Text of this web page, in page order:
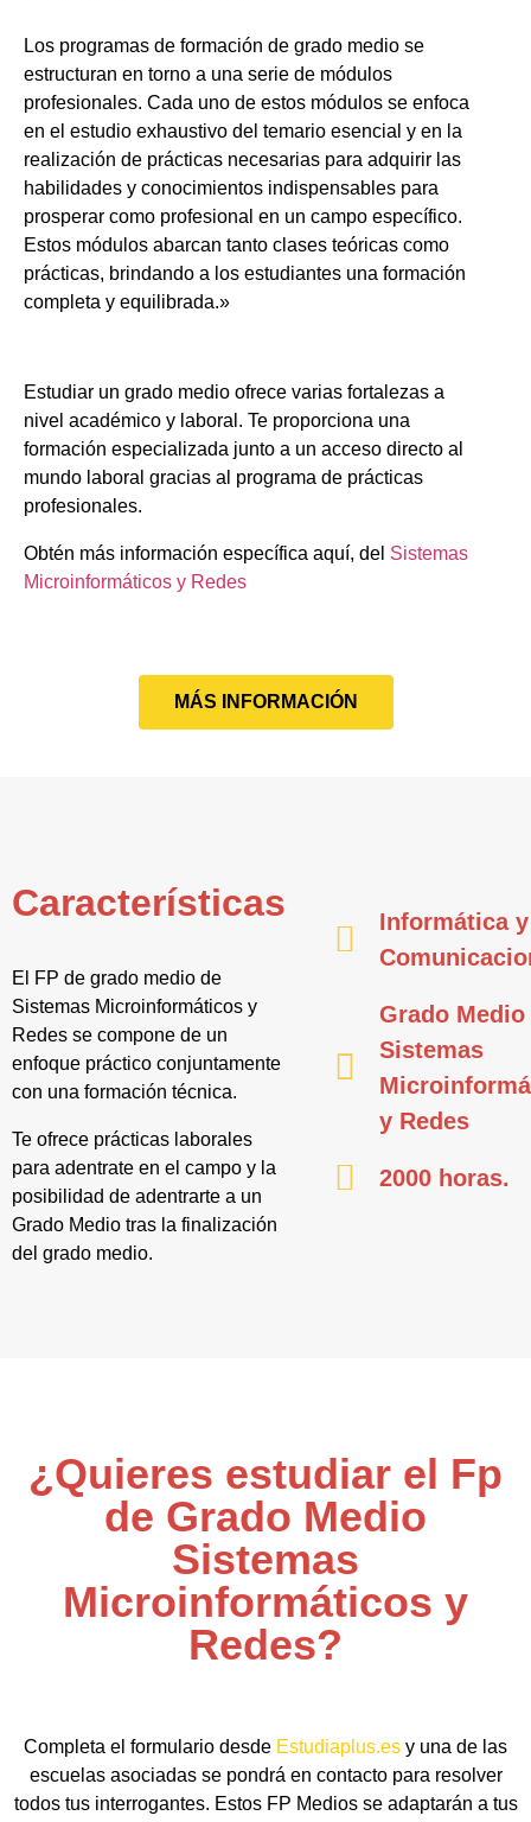
Los programas de formación de grado medio se
estructuran en torno a una serie de módulos
profesionales. Cada uno de estos módulos se enfoca
en el estudio exhaustivo del temario esencial y en la
realización de prácticas necesarias para adquirir las
habilidades y conocimientos indispensables para
prosperar como profesional en un campo específico.
Estos módulos abarcan tanto clases teóricas como
prácticas, brindando a los estudiantes una formación
completa y equilibrada.»
Estudiar un grado medio ofrece varias fortalezas a
nivel académico y laboral. Te proporciona una
formación especializada junto a un acceso directo al
mundo laboral gracias al programa de prácticas
profesionales.
Obtén más información específica aquí, del Sistemas
Microinformáticos y Redes
MÁS INFORMACIÓN
Características
El FP de grado medio de
Sistemas Microinformáticos y
Redes se compone de un
enfoque práctico conjuntamente
con una formación técnica.
Te ofrece prácticas laborales
para adentrate en el campo y la
posibilidad de adentrarte a un
Grado Medio tras la finalización
del grado medio.
Informática y
Grado Medio
Sistemas
y Redes
2000 horas.
¿Quieres estudiar el Fp
de Grado Medio
Sistemas
Microinformáticos y
Redes?
Completa el formulario desde Estudiaplus.es y una de las
escuelas asociadas se pondrá en contacto para resolver
todos tus interrogantes. Estos FP Medios se adaptarán a tus